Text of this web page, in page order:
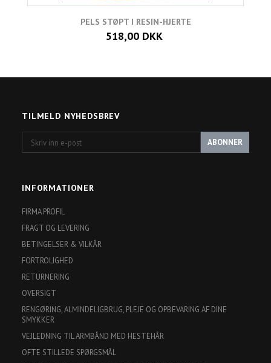
PELS STØPT I RESIN-HJERTE
518,00 DKK
TILMELD NYHEDSBREV
ABONNER
INFORMATIONER
FIRMA PROFIL
FRAGT OG LEVERING
BETINGELSER & VILKÅR
FORTROLIGHED
RETURNERING
OVERSIGT
RENGØRING, ALMINDELIGBRUG, PLEJE OG OPBEVARING AF DINE
SMYKKER
VEJLEDNING TIL ARMBÅND MED HESTEHÅR
OFTE STILLEDE SPØRGSMÅL